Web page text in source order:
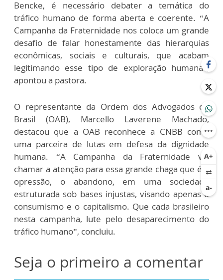
Bencke, é necessário debater a temática do
tráfico humano de forma aberta e coerente. “A
Campanha da Fraternidade nos coloca um grande
desafio de falar honestamente das hierarquias
econômicas, sociais e culturais, que acabam
legitimando esse tipo de exploração humana”,
apontou a pastora.
O representante da Ordem dos Advogados do
Brasil (OAB), Marcello Laverene Machado,
destacou que a OAB reconhece a CNBB como
uma parceira de lutas em defesa da dignidade
humana. “A Campanha da Fraternidade vai
chamar a atenção para essa grande chaga que é a
opressão, o abandono, em uma sociedade
estruturada sob bases injustas, visando apenas o
consumismo e o capitalismo. Que cada brasileiro
nesta campanha, lute pelo desaparecimento do
tráfico humano”, concluiu.
Seja o primeiro a comentar